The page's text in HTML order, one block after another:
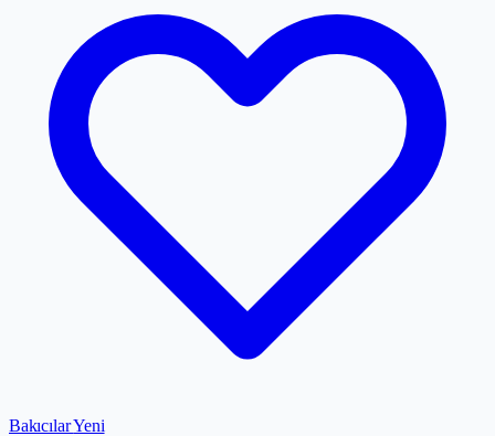
BakıcılarYeni